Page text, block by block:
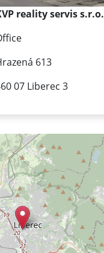
reality servis s.r.o.
613
07 Liberec 3